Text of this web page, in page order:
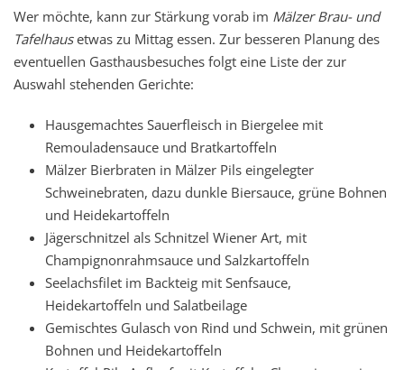
Wer möchte, kann zur Stärkung vorab im Mälzer Brau- und
Tafelhausetwas zu Mittag essen. Zur besseren Planung des
eventuellen Gasthausbesuches folgt eine Liste der zur
Auswahl stehenden Gerichte:
Hausgemachtes Sauerfleisch in Biergelee mit
Remouladensauce und Bratkartoffeln
Mälzer Bierbraten in Mälzer Pils eingelegter
Schweinebraten, dazu dunkle Biersauce, grüne Bohnen
und Heidekartoffeln
Jägerschnitzel als Schnitzel Wiener Art, mit
Champignonrahmsauce und Salzkartoffeln
Seelachsfilet im Backteig mit Senfsauce,
Heidekartoffeln und Salatbeilage
Gemischtes Gulasch von Rind und Schwein, mit grünen
Bohnen und Heidekartoffeln